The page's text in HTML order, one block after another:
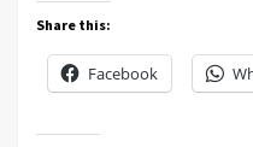
Share this:
Facebook